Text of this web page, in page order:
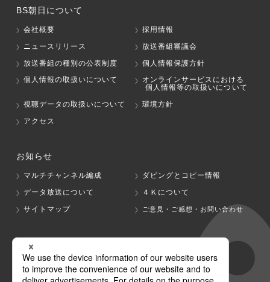
BS朝日について
会社概要
採用情報
ニュースリリース
放送番組審議会
放送番組の種別の公表制度
個人情報保護方針
個人情報の取扱いについて
オンラインサービスにおける
個人情報等の取扱いについて
視聴データの取扱いについて
環境方針
アクセス
お知らせ
マルチチャンネル編成
ダビングとコピー情報
データ放送について
４Ｋについて
サイトマップ
ご意見・ご感想・お問い合わせ
グループ会社
テレビ朝日 テレ朝チャンネル